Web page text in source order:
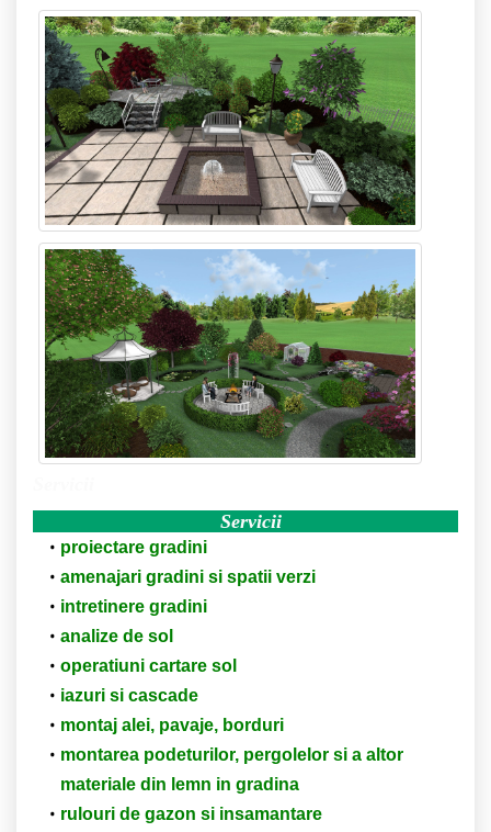
Servicii
proiectare gradini
amenajari gradini si spatii verzi
intretinere gradini
analize de sol
operatiuni cartare sol
iazuri si cascade
montaj alei, pavaje, borduri
montarea podeturilor, pergolelor si a altor
materiale din lemn in gradina
rulouri de gazon si insamantare